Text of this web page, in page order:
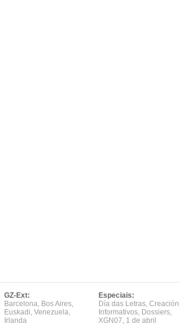
GZ-Ext:
Barcelona, Bos Aires,
Euskadi, Venezuela,
Irlanda
Especiais:
Día das Letras, Creación
Informativos, Dossiers,
XGN07, 1 de abril